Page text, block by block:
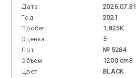
Дата
2026.07.31
Год
2021
Пробег
1,825K
Оценка
5
Лот
№ 5284
Объем
1200 cm3
Цвет
BLACK